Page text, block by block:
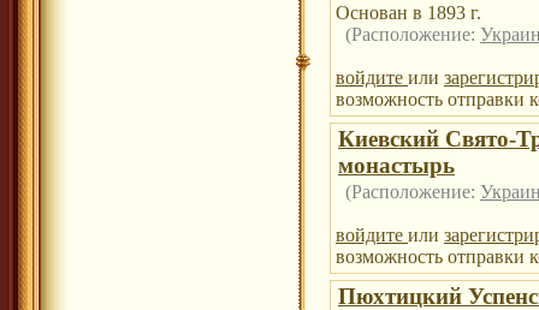
Основан в 1893 г.
(Расположение:
войдите или
возможность отправки
Киевский Свято-
монастырь
(Расположение:
войдите или
возможность отправки
Пюхтицкий